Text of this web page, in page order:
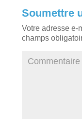
Soumettre
Votre adresse e-
champs